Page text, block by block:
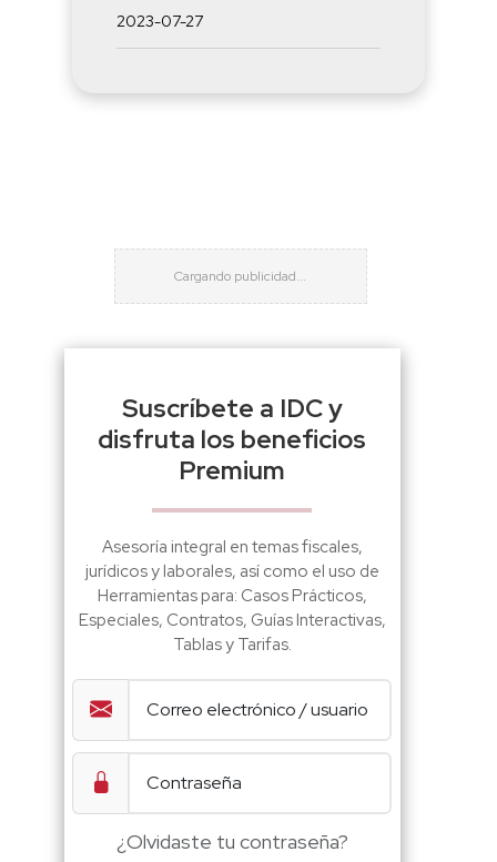
2023-07-27
Suscríbete a IDC y
disfruta los beneficios
Premium
Asesoría integral en temas fiscales,
jurídicos y laborales, así como el uso de
Herramientas para: Casos Prácticos,
Especiales, Contratos, Guías Interactivas,
Tablas y Tarifas.
¿Olvidaste tu contraseña?